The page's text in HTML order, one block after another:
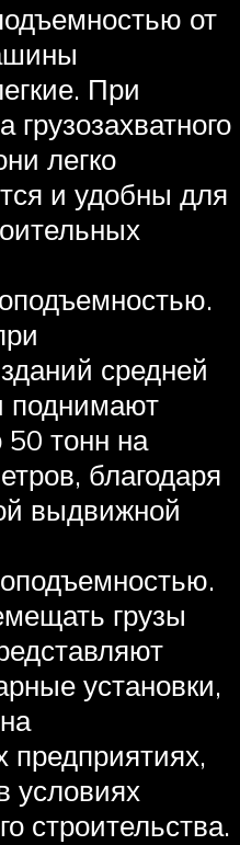
от
При
легко
и удобны для
средней
поднимают
50 тонн на
благодаря
выдвижной
грузы
установки,
условиях
строительства.